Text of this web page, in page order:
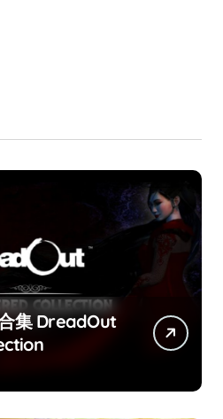
集 DreadOut